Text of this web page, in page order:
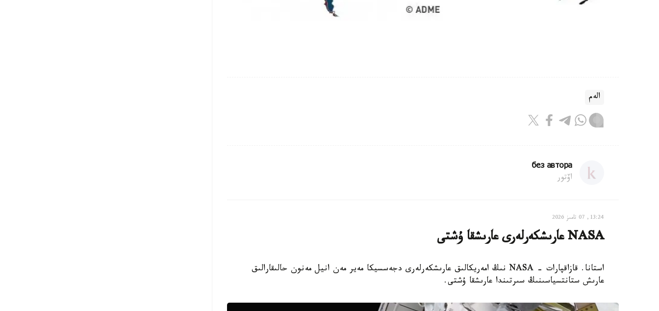
الەم
без автора
اۆتور
13:24, 07 تامىز 2026
NASA عارىشكەرلەرى عارىشقا ۇشتى
استانا. قازاقپارات - NASA نىڭ امەريكالىق عارىشكەرلەرى دجەسسيكا مەير مەن انيل مەنون حالىقارالىق
عارىش ستانتسياسىنىڭ سىرتىندا عارىشقا ۇشتى.